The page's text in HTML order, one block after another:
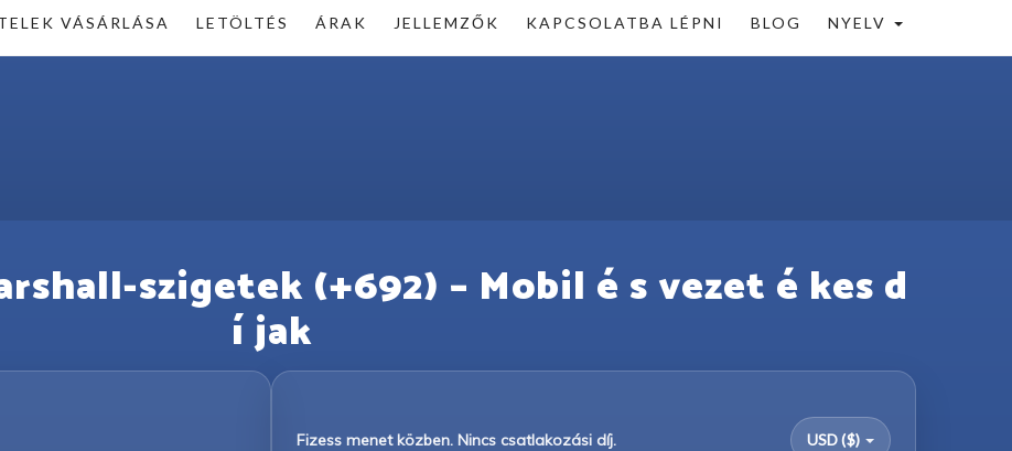
VÁSÁRLÁSA LETÖLTÉS ÁRAK JELLEMZŐK KAPCSOLATBA LÉPNI BLOG NYELV
szigetek (+692) – Mobil é s vezet é kes d
í jak
Fizess menet közben. Nincs csatlakozási díj. USD ($)